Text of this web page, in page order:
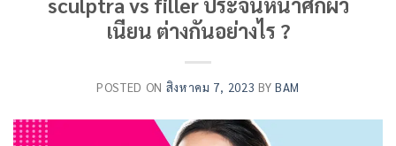
เนียน ต่างกันอย่างไร ?
POSTED ON สิงหาคม 7, 2023 BY BAM